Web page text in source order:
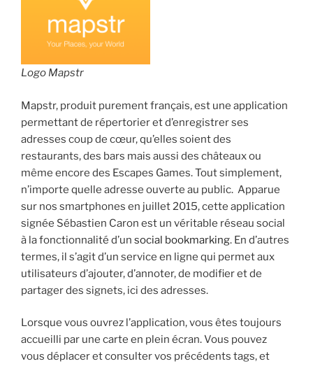
Logo Mapstr
Mapstr, produit purement français, est une application
permettant de répertorier et d’enregistrer ses
adresses coup de cœur, qu’elles soient des
restaurants, des bars mais aussi des châteaux ou
même encore des Escapes Games. Tout simplement,
n’importe quelle adresse ouverte au public. Apparue
sur nos smartphones en juillet 2015, cette application
signée Sébastien Caron est un véritable réseau social
à la fonctionnalité d’un social bookmarking. En d’autres
termes, il s’agit d’un service en ligne qui permet aux
utilisateurs d’ajouter, d’annoter, de modifier et de
partager des signets, ici des adresses.
Lorsque vous ouvrez l’application, vous êtes toujours
accueilli par une carte en plein écran. Vous pouvez
vous déplacer et consulter vos précédents tags, et